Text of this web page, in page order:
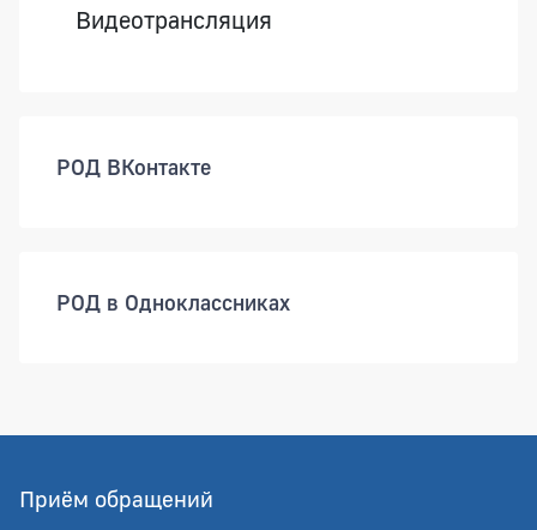
Видеотрансляция
РОД ВКонтакте
РОД в Одноклассниках
Приём обращений